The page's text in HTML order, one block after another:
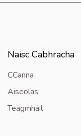
Naisc Cabhracha
CCanna
Aiseolas
Teagmháil